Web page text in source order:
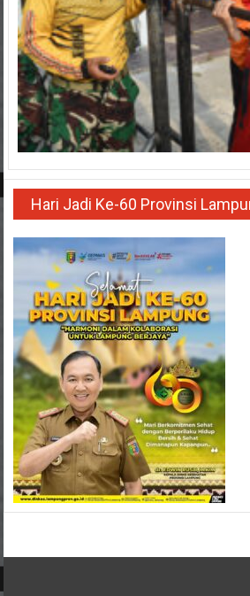
Hari Jadi Ke-60 Provinsi